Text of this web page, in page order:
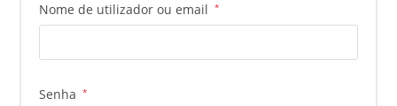
Nome de utilizador ou email *
Senha *